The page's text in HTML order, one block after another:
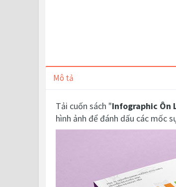
Mô tả
Tải cuốn sách "Infographic Ôn
hình ảnh để đánh dấu các mốc